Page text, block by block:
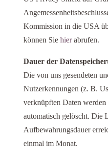
Kommission in die USA
können Sie hierabrufen.
Dauer der
Die von uns gesendeten
Nutzerkennungen (z. B.
verknüpften Daten werden
automatisch gelöscht. Die
Aufbewahrungsdauer
einmal im Monat.